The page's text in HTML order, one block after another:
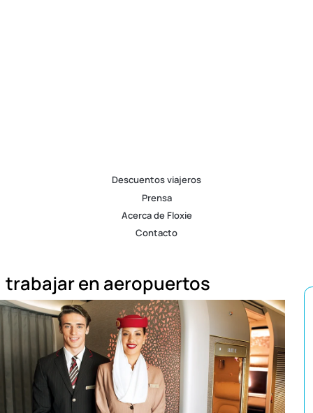
Descuentos viajeros
Prensa
Acerca de Floxie
Contacto
trabajar en aeropuertos